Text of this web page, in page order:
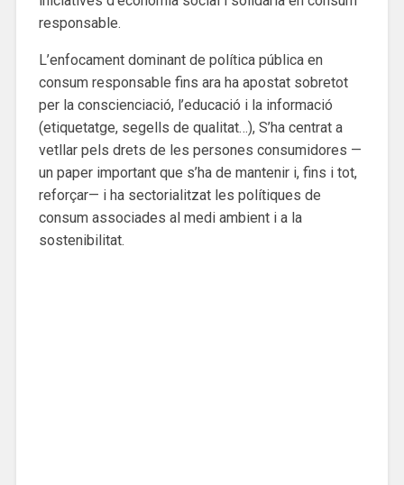
responsable.
L’enfocament dominant de política pública en
consum responsable fins ara ha apostat sobretot
per la conscienciació, l’educació i la informació
(etiquetatge, segells de qualitat…), S’ha centrat a
vetllar pels drets de les persones consumidores —
un paper important que s’ha de mantenir i, fins i tot,
reforçar— i ha sectorialitzat les polítiques de
consum associades al medi ambient i a la
sostenibilitat.